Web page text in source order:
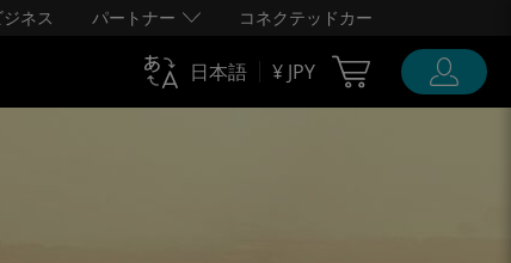
ジネス パートナー コネクテッドカー
日本語 ¥ JPY Cart Ubigi